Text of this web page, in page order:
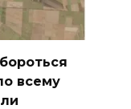
всему